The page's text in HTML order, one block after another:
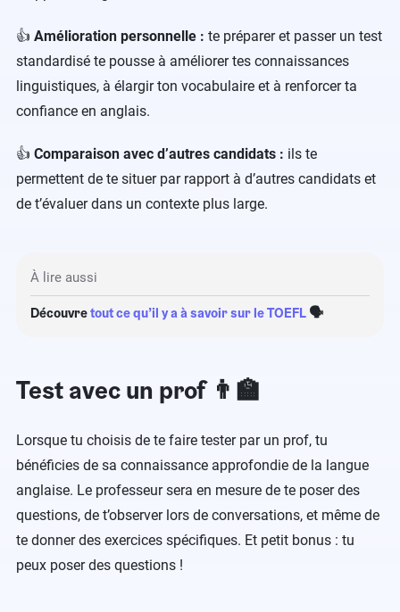
👍 Amélioration personnelle : te préparer et passer un test
standardisé te pousse à améliorer tes connaissances
linguistiques, à élargir ton vocabulaire et à renforcer ta
confiance en anglais.
👍 Comparaison avec d’autres candidats : ils te
permettent de te situer par rapport à d’autres candidats et
de t’évaluer dans un contexte plus large.
À lire aussi
Découvretout ce qu’il y a à savoir sur le TOEFL 🗣
Test avec un prof 👨‍🏫
Lorsque tu choisis de te faire tester par un prof, tu
bénéficies de sa connaissance approfondie de la langue
anglaise. Le professeur sera en mesure de te poser des
questions, de t’observer lors de conversations, et même de
te donner des exercices spécifiques. Et petit bonus : tu
peux poser des questions !